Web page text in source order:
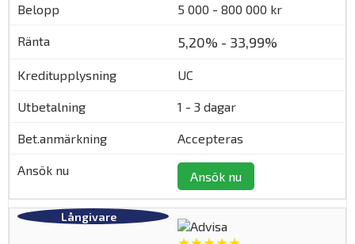
5 000 - 800 000 kr
5,20% - 33,99%
UC
1 - 3 dagar
Accepteras
Ansök nu